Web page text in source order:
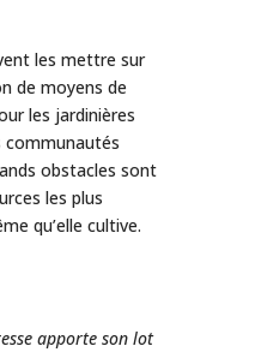
les mettre sur
de moyens de
les jardinières
communautés
obstacles sont
les plus
qu’elle cultive.
apporte son lot